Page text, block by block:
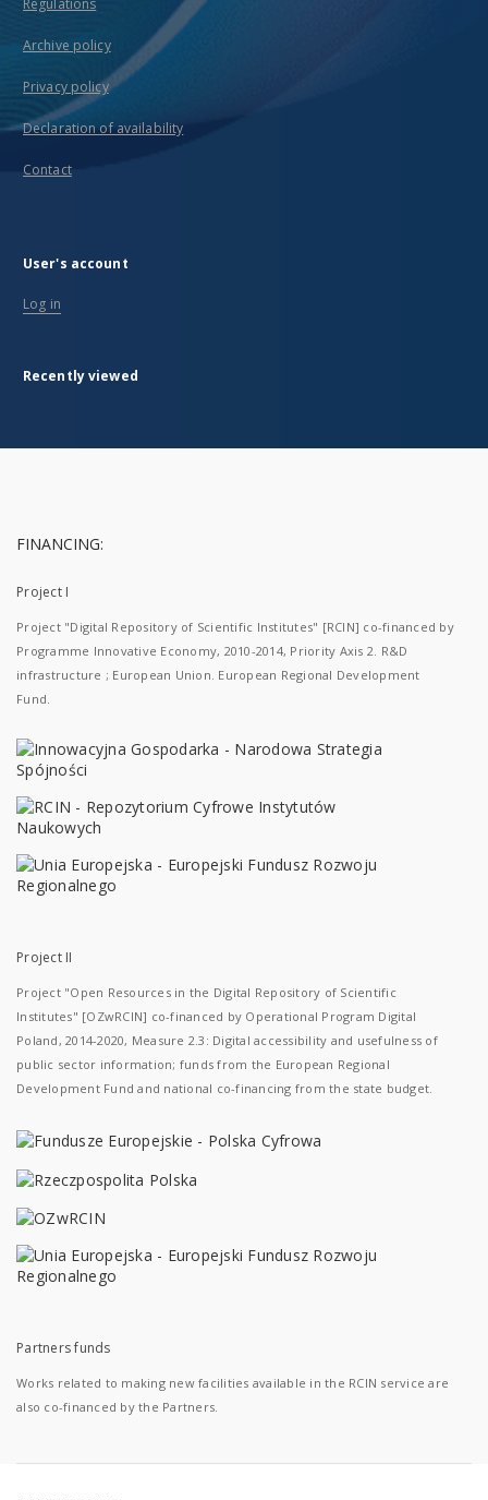
Regulations
Archive policy
Privacy policy
Declaration of availability
Contact
User's account
Log in
Recently viewed
FINANCING:
Project I
Project "Digital Repository of Scientific Institutes" [RCIN] co-financed by
Programme Innovative Economy, 2010-2014, Priority Axis 2. R&D
infrastructure ; European Union. European Regional Development
Fund.
Project II
Project "Open Resources in the Digital Repository of Scientific
Institutes" [OZwRCIN] co-financed by Operational Program Digital
Poland, 2014-2020, Measure 2.3: Digital accessibility and usefulness of
public sector information; funds from the European Regional
Development Fund and national co-financing from the state budget.
Partners funds
Works related to making new facilities available in the RCIN service are
also co-financed by the Partners.